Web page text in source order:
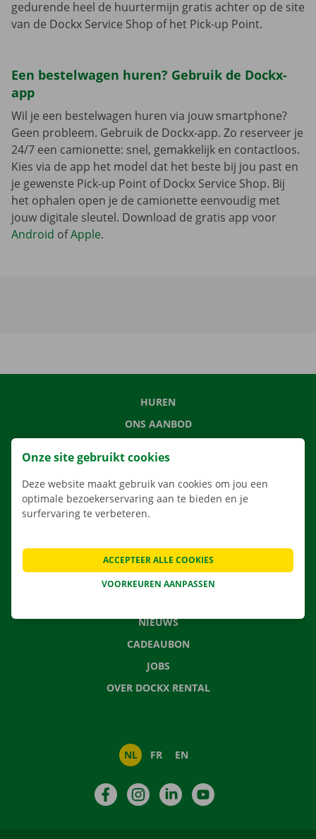
gedurende heel de huurtermijn gratis achter op de site
van de Dockx Service Shop of het Pick-up Point.
Een bestelwagen huren? Gebruik de Dockx-
app
Wil je een bestelwagen huren via jouw smartphone?
Geen probleem. Gebruik de Dockx-app. Zo reserveer je
24/7 een camionette: snel, gemakkelijk en contactloos.
Kies via de app het model dat het beste bij jou past en
je gewenste Pick-up Point of Dockx Service Shop. Bij
het ophalen open je de camionette eenvoudig met
jouw digitale sleutel. Download de gratis app voor
Android ofApple.
HUREN
ONS AANBOD
APP
VERHUISOPLOSSINGEN
CONTACTEER ONS
NIEUWS
CADEAUBON
JOBS
OVER DOCKX RENTAL
NL FR EN
FacebookInstagramLinkedIn
Onze site gebruikt cookies
Deze website maakt gebruik van cookies om jou een
optimale bezoekerservaring aan te bieden en je
surfervaring te verbeteren.
VOORKEUREN AANPASSEN
ACCEPTEER ALLE COOKIES